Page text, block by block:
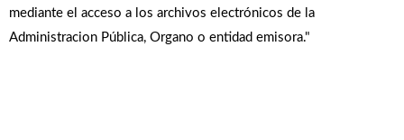
mediante el acceso a los archivos electrónicos de la
Administracion Pública, Organo o entidad emisora."